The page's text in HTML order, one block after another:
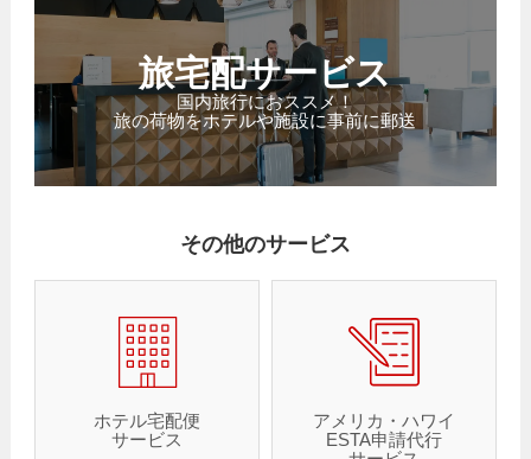
旅宅配サービス
国内旅行におススメ！
旅の荷物をホテルや施設に事前に郵送
その他のサービス
ホテル宅配便
サービス
アメリカ・ハワイ
ESTA申請代行